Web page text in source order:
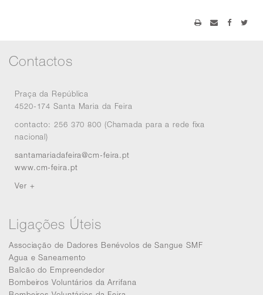
Contactos
Praça da República
4520-174 Santa Maria da Feira
contacto: 256 370 800 (Chamada para a rede fixa
nacional)
santamariadafeira@cm-feira.pt
www.cm-feira.pt
Ver +
Ligações Úteis
Associação de Dadores Benévolos de Sangue SMF
Agua e Saneamento
Balcão do Empreendedor
Bombeiros Voluntários da Arrifana